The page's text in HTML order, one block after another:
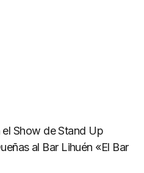
Show de Stand Up
al Bar Lihuén «El Bar